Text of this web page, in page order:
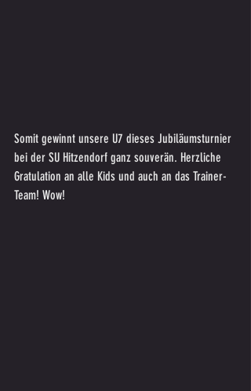
Somit gewinnt unsere U7 dieses Jubiläumsturnier
bei der SU Hitzendorf ganz souverän. Herzliche
Gratulation an alle Kids und auch an das Trainer-
Team! Wow!